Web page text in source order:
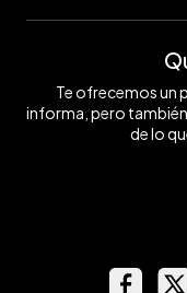
Te ofrecemos un
informa, pero
de lo